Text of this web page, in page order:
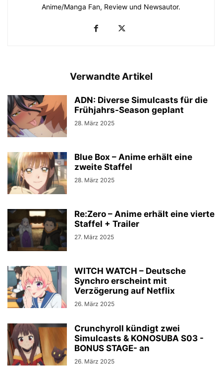
Anime/Manga Fan, Review und Newsautor.
Verwandte Artikel
ADN: Diverse Simulcasts für die
Frühjahrs-Season geplant
28. März 2025
Blue Box – Anime erhält eine
zweite Staffel
28. März 2025
Re:Zero – Anime erhält eine vierte
Staffel + Trailer
27. März 2025
WITCH WATCH – Deutsche
Synchro erscheint mit
Verzögerung auf Netflix
26. März 2025
Crunchyroll kündigt zwei
Simulcasts & KONOSUBA S03 -
BONUS STAGE- an
26. März 2025